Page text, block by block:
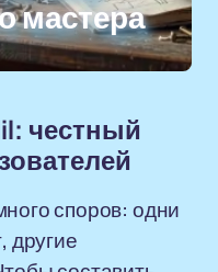
мастера
честный
споров: одни
другие